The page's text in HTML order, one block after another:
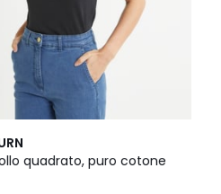
quadrato, puro cotone